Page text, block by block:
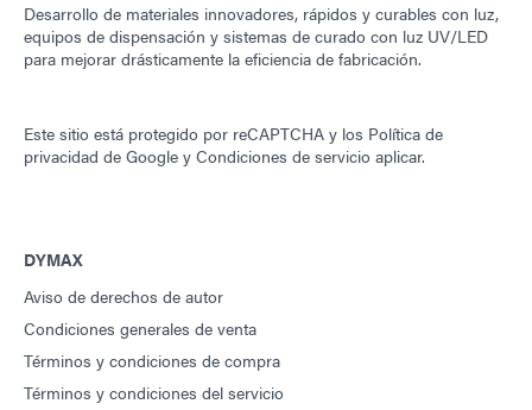
Desarrollo de materiales innovadores, rápidos y curables con luz,
equipos de dispensación y sistemas de curado con luz UV/LED
para mejorar drásticamente la eficiencia de fabricación.
Este sitio está protegido por reCAPTCHA y los Política de
privacidad de Google y Condiciones de servicio aplicar.
DYMAX
Aviso de derechos de autor
Condiciones generales de venta
Términos y condiciones de compra
Términos y condiciones del servicio